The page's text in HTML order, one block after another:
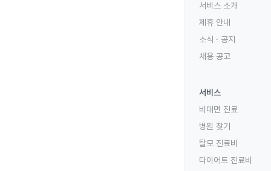
서비스 소개
제휴 안내
소식 · 공지
채용 공고
서비스
비대면 진료
병원 찾기
탈모 진료비
다이어트 진료비